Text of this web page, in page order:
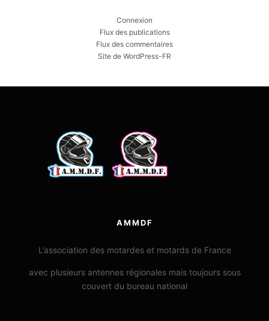
Connexion
Flux des publications
Flux des commentaires
Site de WordPress-FR
AMMDF
L’association des motardes et motards de France
avec plusieurs antennes régionales mais toujours sous
couvert du bureau national